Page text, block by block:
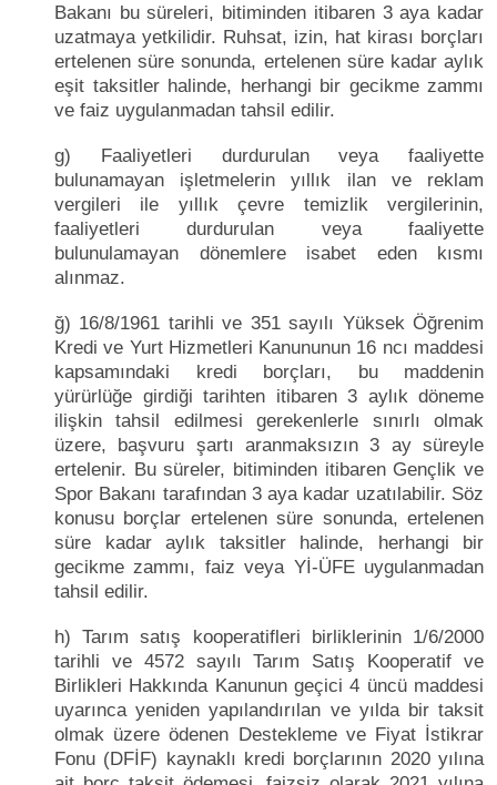
Bakanı bu süreleri, bitiminden itibaren 3 aya kadar
uzatmaya yetkilidir. Ruhsat, izin, hat kirası borçları
ertelenen süre sonunda, ertelenen süre kadar aylık
eşit taksitler halinde, herhangi bir gecikme zammı
ve faiz uygulanmadan tahsil edilir.
g) Faaliyetleri durdurulan veya faaliyette
bulunamayan işletmelerin yıllık ilan ve reklam
vergileri ile yıllık çevre temizlik vergilerinin,
faaliyetleri durdurulan veya faaliyette
bulunulamayan dönemlere isabet eden kısmı
alınmaz.
ğ) 16/8/1961 tarihli ve 351 sayılı Yüksek Öğrenim
Kredi ve Yurt Hizmetleri Kanununun 16 ncı maddesi
kapsamındaki kredi borçları, bu maddenin
yürürlüğe girdiği tarihten itibaren 3 aylık döneme
ilişkin tahsil edilmesi gerekenlerle sınırlı olmak
üzere, başvuru şartı aranmaksızın 3 ay süreyle
ertelenir. Bu süreler, bitiminden itibaren Gençlik ve
Spor Bakanı tarafından 3 aya kadar uzatılabilir. Söz
konusu borçlar ertelenen süre sonunda, ertelenen
süre kadar aylık taksitler halinde, herhangi bir
gecikme zammı, faiz veya Yİ-ÜFE uygulanmadan
tahsil edilir.
h) Tarım satış kooperatifleri birliklerinin 1/6/2000
tarihli ve 4572 sayılı Tarım Satış Kooperatif ve
Birlikleri Hakkında Kanunun geçici 4 üncü maddesi
uyarınca yeniden yapılandırılan ve yılda bir taksit
olmak üzere ödenen Destekleme ve Fiyat İstikrar
Fonu (DFİF) kaynaklı kredi borçlarının 2020 yılına